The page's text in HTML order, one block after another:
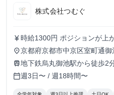
株式会社つむぐ
currency_yen 時給1300円 ポジションが上
ブへの切り替えも可能で、
用期間3ヶ月：時給1150円
place京都府京都市中京区室町通御
ビル7階
train地下鉄烏丸御池駅から徒歩2
calendar_today週3日〜 / 週18時間〜